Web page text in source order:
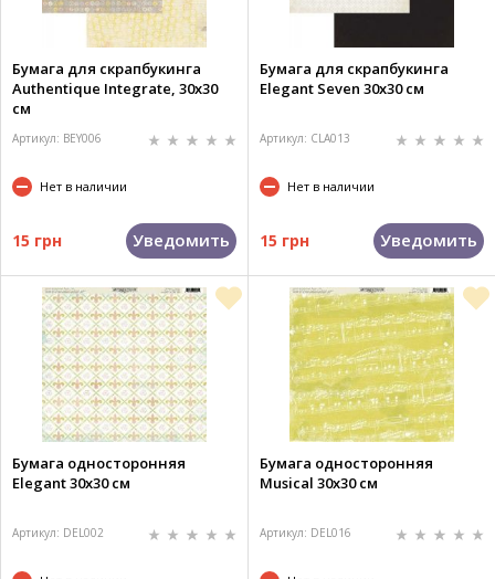
Бумага для скрапбукинга
Authentique Integrate, 30х30
см
Артикул: BEY006
Нет в наличии
15 грн Уведомить
Бумага для скрапбукинга
Elegant Seven 30х30 см
Артикул: CLA013
Нет в наличии
15 грн Уведомить
Бумага односторонняя
Elegant 30х30 см
Артикул: DEL002
Бумага односторонняя
Musical 30х30 см
Артикул: DEL016